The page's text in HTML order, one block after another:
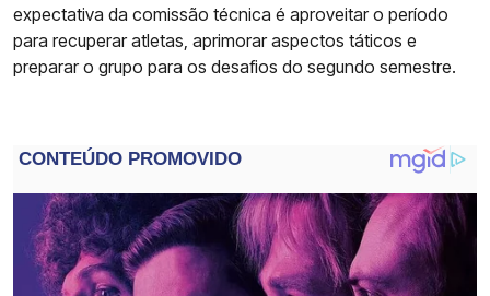
expectativa da comissão técnica é aproveitar o período
para recuperar atletas, aprimorar aspectos táticos e
preparar o grupo para os desafios do segundo semestre.